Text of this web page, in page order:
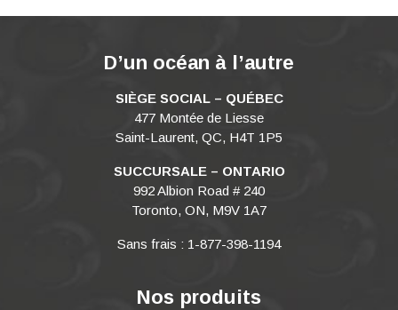
D’un océan à l’autre
SIÈGE SOCIAL – QUÉBEC
477 Montée de Liesse
Saint-Laurent, QC, H4T 1P5
SUCCURSALE – ONTARIO
992 Albion Road # 240
Toronto, ON, M9V 1A7
Sans frais : 1-877-398-1194
Nos produits